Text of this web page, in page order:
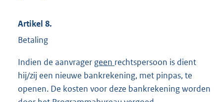
Artikel 8.
Betaling
Indien de aanvrager geen rechtspersoon is dient
hij/zij een nieuwe bankrekening, met pinpas, te
openen. De kosten voor deze bankrekening worden